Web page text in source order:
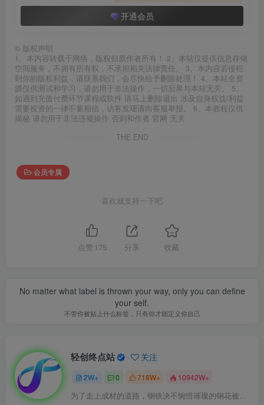
开通会员
© 版权声明
1、本内容转载于网络，版权归原作者所有！ 2、本站仅提供信息存储
空间服务，不拥有所有权，不承担相关法律责任。 3、本内容若侵犯
到你的版权利益，请联系我们，会尽快给予删除处理！ 4、本站全资
源仅供测试和学习，请勿用于非法操作，一切后果与本站无关。 5、
如遇到充值付费环节课程或软件 请马上删除退出 涉及自身权益/利益
需要投资的一律不要相信，访客发现请向客服举报。 6、本教程仅供
揭秘 请勿用于非法违规操作 否则和作者 官网 无关
THE END
会员专属
喜欢就支持一下吧
点赞 175 分享 收藏
No matter what label is thrown your way, only you can define
your self.
不管你被贴上什么标签，只有你才能定义你自己
轻创终点站 关注
2W+ 0 718W+ 10942W+
为了走上成材的道路，钢铁决不惋惜璀璨的钢花被遗弃